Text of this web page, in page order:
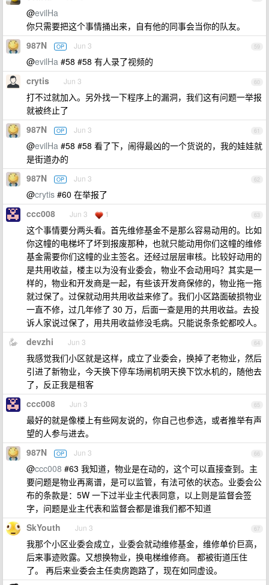
@evilHa
你只需要把这个事情捅出来，自有他的同事会当你的队友。
59
987N OP Jun 3
@evilHa #58 #58 有人录了视频的
60
crytis Jun 3
打不过就加入。另外找一下程序上的漏洞，我们这有问题一举报
就被终止了
61
987N OP Jun 3
@evilHa #58 #58 看了下，闹得最凶的一个货说的，我的娃娃就
是街道办的
62
987N OP Jun 3
@crytis #60 在举报了
63
ccc008 Jun 3 1
这个事情要分两头看。首先维修基金不是那么容易动用的。比如
你这幢的电梯坏了坏到报废那种，也就只能动用你们这幢的维修
基金需要你们这幢的业主签名。还经过层层审核。比较好动用的
是共用收益，楼主以为没有业委会，物业不会动用吗？其实是一
样的，物业和开发商是一起，有些该开发商保修的，物业拖一拖
就过保了。过保就动用共用收益来修了。我们小区路面破损物业
一直不修，过几年修了 30 万，后面一查是用的共用收益。去投
诉人家说过保了，用共用收益修没毛病。只能说条条蛇都咬人。
64
devzhi Jun 3
我感觉我们小区就是这样，成立了业委会，换掉了老物业，然后
引进了新物业，今天换下停车场闸机明天换下饮水机的，随他去
了，反正我是租客
65
ccc008 Jun 3
最好的就是像楼上有些网友说的，你自己也参选，或者推举有声
望的人参与进去。
66
987N OP Jun 3
@ccc008 #63 我知道，物业是在动的，这个可以直接查到。主
要问题是物业再离谱，是可以监管，有法可依的状态。业委会公
布的条款是：5W 一下过半业主代表同意，以上则是监督会签
字，问题是业主代表和监督会都是谁我们都不知道
67
SkYouth Jun 3
我那个小区业委会成立，业委会就动维修基金，维修单价巨高，
后来事迹败露。又想换物业，换电梯维修商。 都被街道压住
了。 再后来业委会主任卖房跑路了，现在如同虚设。